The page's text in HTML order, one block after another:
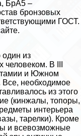
БрА5 –
бронзовых
ГОСТ.
один из
В III
и Южном
Все, необходимое
из этого
(кинжалы, топоры,
интерьера
тарелки). Кроме
и всевозможные